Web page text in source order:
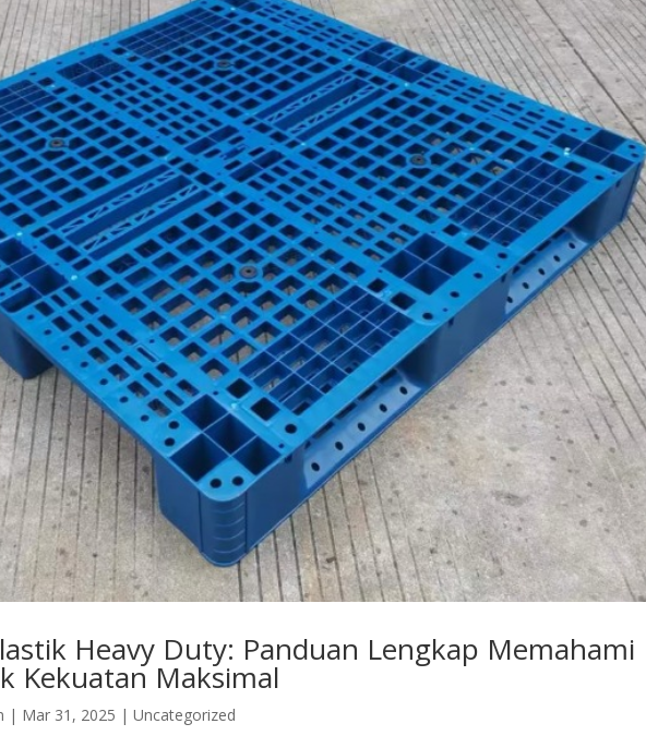
Heavy Duty: Panduan Lengkap Memahami
Kekuatan Maksimal
| Mar 31, 2025 |Uncategorized